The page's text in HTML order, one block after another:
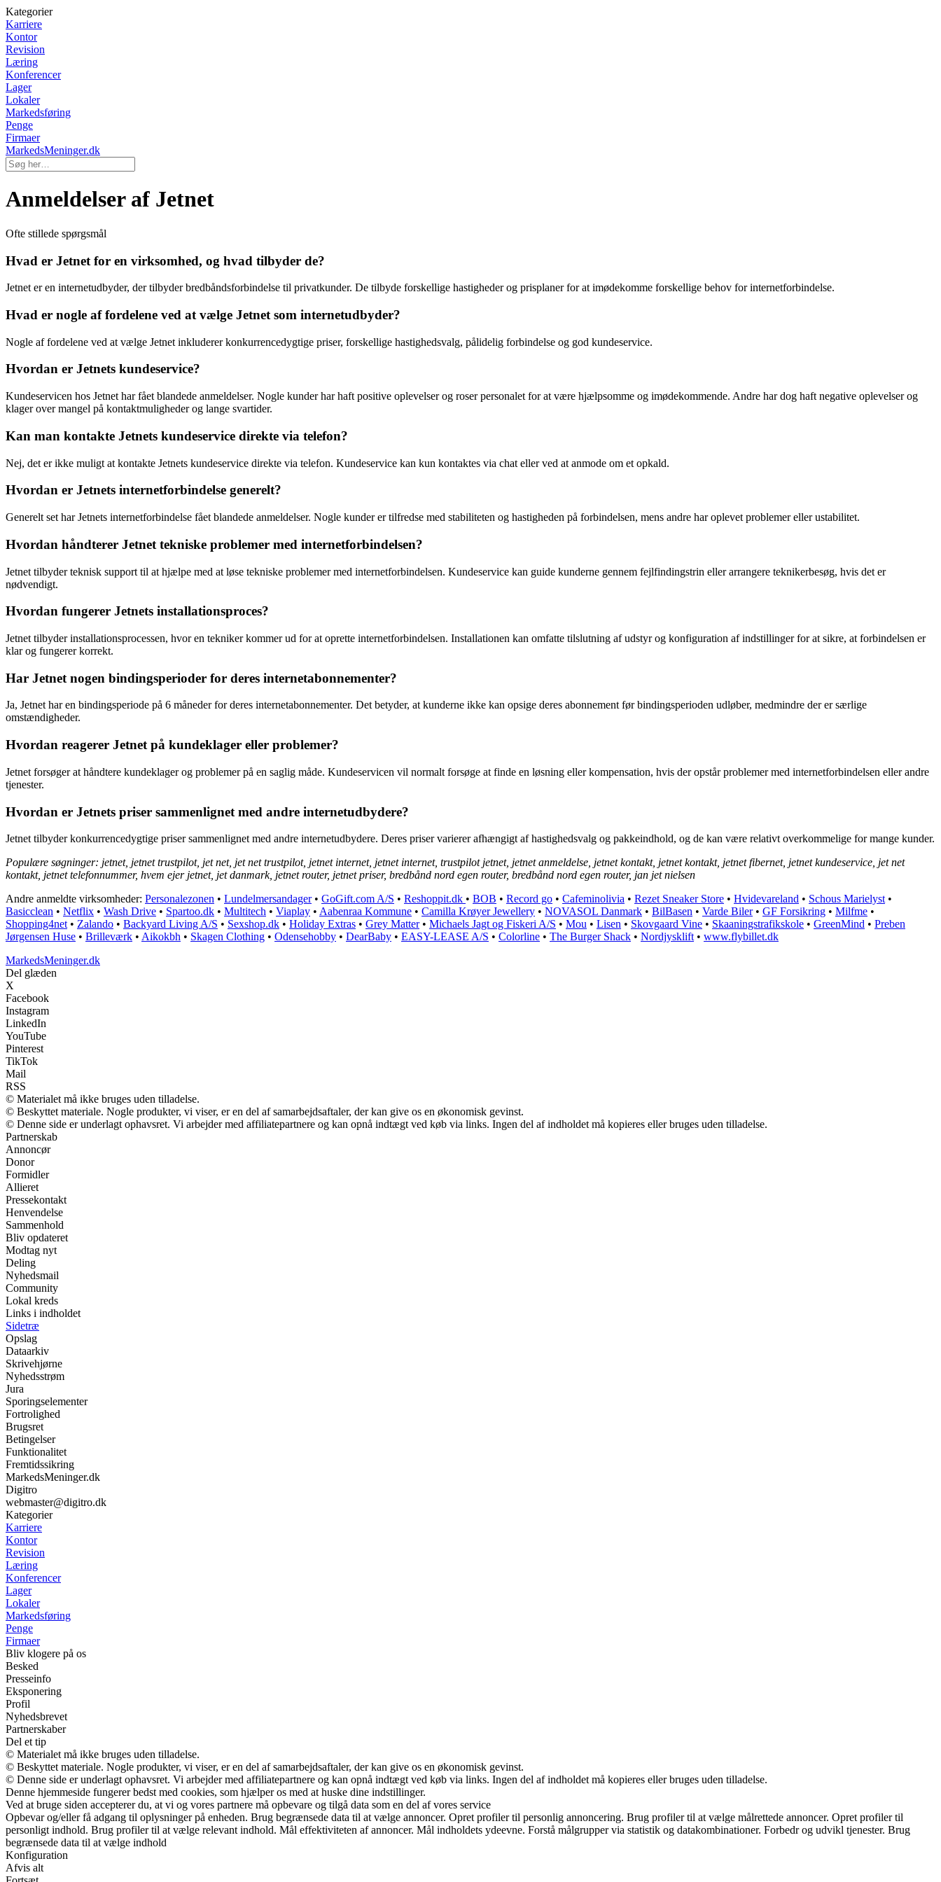
Kategorier
Karriere
Kontor
Revision
Læring
Konferencer
Lager
Lokaler
Markedsføring
Penge
Firmaer
MarkedsMeninger.dk
Anmeldelser af Jetnet
Ofte stillede spørgsmål
Hvad er Jetnet for en virksomhed, og hvad tilbyder de?
Jetnet er en internetudbyder, der tilbyder bredbåndsforbindelse til privatkunder. De tilbyde forskellige hastigheder og prisplaner for at imødekomme forskellige behov for internetforbindelse.
Hvad er nogle af fordelene ved at vælge Jetnet som internetudbyder?
Nogle af fordelene ved at vælge Jetnet inkluderer konkurrencedygtige priser, forskellige hastighedsvalg, pålidelig forbindelse og god kundeservice.
Hvordan er Jetnets kundeservice?
Kundeservicen hos Jetnet har fået blandede anmeldelser. Nogle kunder har haft positive oplevelser og roser personalet for at være hjælpsomme og imødekommende. Andre har dog haft negative oplevelser og
klager over mangel på kontaktmuligheder og lange svartider.
Kan man kontakte Jetnets kundeservice direkte via telefon?
Nej, det er ikke muligt at kontakte Jetnets kundeservice direkte via telefon. Kundeservice kan kun kontaktes via chat eller ved at anmode om et opkald.
Hvordan er Jetnets internetforbindelse generelt?
Generelt set har Jetnets internetforbindelse fået blandede anmeldelser. Nogle kunder er tilfredse med stabiliteten og hastigheden på forbindelsen, mens andre har oplevet problemer eller ustabilitet.
Hvordan håndterer Jetnet tekniske problemer med internetforbindelsen?
Jetnet tilbyder teknisk support til at hjælpe med at løse tekniske problemer med internetforbindelsen. Kundeservice kan guide kunderne gennem fejlfindingstrin eller arrangere teknikerbesøg, hvis det er
nødvendigt.
Hvordan fungerer Jetnets installationsproces?
Jetnet tilbyder installationsprocessen, hvor en tekniker kommer ud for at oprette internetforbindelsen. Installationen kan omfatte tilslutning af udstyr og konfiguration af indstillinger for at sikre, at forbindelsen er
klar og fungerer korrekt.
Har Jetnet nogen bindingsperioder for deres internetabonnementer?
Ja, Jetnet har en bindingsperiode på 6 måneder for deres internetabonnementer. Det betyder, at kunderne ikke kan opsige deres abonnement før bindingsperioden udløber, medmindre der er særlige
omstændigheder.
Hvordan reagerer Jetnet på kundeklager eller problemer?
Jetnet forsøger at håndtere kundeklager og problemer på en saglig måde. Kundeservicen vil normalt forsøge at finde en løsning eller kompensation, hvis der opstår problemer med internetforbindelsen eller andre
tjenester.
Hvordan er Jetnets priser sammenlignet med andre internetudbydere?
Jetnet tilbyder konkurrencedygtige priser sammenlignet med andre internetudbydere. Deres priser varierer afhængigt af hastighedsvalg og pakkeindhold, og de kan være relativt overkommelige for mange kunder.
Populære søgninger: jetnet, jetnet trustpilot, jet net, jet net trustpilot, jetnet internet, jetnet internet, trustpilot jetnet, jetnet anmeldelse, jetnet kontakt, jetnet kontakt, jetnet fibernet, jetnet kundeservice, jet net
kontakt, jetnet telefonnummer, hvem ejer jetnet, jet danmark, jetnet router, jetnet priser, bredbånd nord egen router, bredbånd nord egen router, jan jet nielsen
Andre anmeldte virksomheder: Personalezonen • Lundelmersandager• GoGift.com A/S • Reshoppit.dk • BOB • Record go • Cafeminolivia • Rezet Sneaker Store • Hvidevareland • Schous Marielyst •
Basicclean • Netflix • Wash Drive • Spartoo.dk • Multitech • Viaplay • Aabenraa Kommune • Camilla Krøyer Jewellery • NOVASOL Danmark • BilBasen • Varde Biler• GF Forsikring • Milfme •
Shopping4net • Zalando • Backyard Living A/S • Sexshop.dk • Holiday Extras • Grey Matter• Michaels Jagt og Fiskeri A/S • Mou • Lisen • Skovgaard Vine • Skaaningstrafikskole • GreenMind • Preben
Jørgensen Huse • Brilleværk • Aikokbh • Skagen Clothing • Odensehobby • DearBaby • EASY-LEASE A/S • Colorline • The Burger Shack • Nordjysklift • www.flybillet.dk
MarkedsMeninger.dk
Del glæden
X
Facebook
Instagram
LinkedIn
YouTube
Pinterest
TikTok
Mail
RSS
© Materialet må ikke bruges uden tilladelse.
© Beskyttet materiale. Nogle produkter, vi viser, er en del af samarbejdsaftaler, der kan give os en økonomisk gevinst.
© Denne side er underlagt ophavsret. Vi arbejder med affiliatepartnere og kan opnå indtægt ved køb via links. Ingen del af indholdet må kopieres eller bruges uden tilladelse.
Partnerskab
Annoncør
Donor
Formidler
Allieret
Pressekontakt
Henvendelse
Sammenhold
Bliv opdateret
Modtag nyt
Deling
Nyhedsmail
Community
Lokal kreds
Links i indholdet
Sidetræ
Opslag
Dataarkiv
Skrivehjørne
Nyhedsstrøm
Jura
Sporingselementer
Fortrolighed
Brugsret
Betingelser
Funktionalitet
Fremtidssikring
MarkedsMeninger.dk
Digitro
webmaster@digitro.dk
Kategorier
Karriere
Kontor
Revision
Læring
Konferencer
Lager
Lokaler
Markedsføring
Penge
Firmaer
Bliv klogere på os
Besked
Presseinfo
Eksponering
Profil
Nyhedsbrevet
Partnerskaber
Del et tip
© Materialet må ikke bruges uden tilladelse.
© Beskyttet materiale. Nogle produkter, vi viser, er en del af samarbejdsaftaler, der kan give os en økonomisk gevinst.
© Denne side er underlagt ophavsret. Vi arbejder med affiliatepartnere og kan opnå indtægt ved køb via links. Ingen del af indholdet må kopieres eller bruges uden tilladelse.
Denne hjemmeside fungerer bedst med cookies, som hjælper os med at huske dine indstillinger.
Ved at bruge siden accepterer du, at vi og vores partnere må opbevare og tilgå data som en del af vores service
Opbevar og/eller få adgang til oplysninger på enheden. Brug begrænsede data til at vælge annoncer. Opret profiler til personlig annoncering. Brug profiler til at vælge målrettede annoncer. Opret profiler til
personligt indhold. Brug profiler til at vælge relevant indhold. Mål effektiviteten af annoncer. Mål indholdets ydeevne. Forstå målgrupper via statistik og datakombinationer. Forbedr og udvikl tjenester. Brug
begrænsede data til at vælge indhold
Konfiguration
Afvis alt